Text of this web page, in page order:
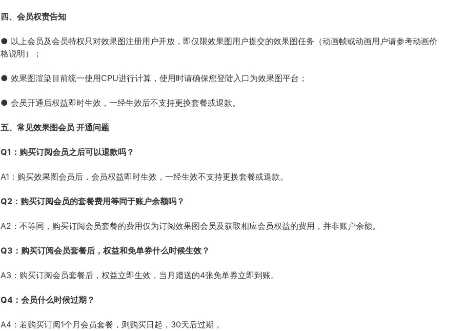
四、会员权责告知
● 以上会员及会员特权只对效果图注册用户开放，即仅限效果图用户提交的效果图任务（动画帧或动画用户请参考动画价
格说明）；
● 效果图渲染目前统一使用CPU进行计算，使用时请确保您登陆入口为效果图平台；
● 会员开通后权益即时生效，一经生效后不支持更换套餐或退款。
五、常见效果图会员 开通问题
Q1：购买订阅会员之后可以退款吗？
A1：购买效果图会员后，会员权益即时生效，一经生效不支持更换套餐或退款。
Q2：购买订阅会员的套餐费用等同于账户余额吗？
A2：不等同，购买订阅会员套餐的费用仅为订阅效果图会员及获取相应会员权益的费用，并非账户余额。
Q3：购买订阅会员套餐后，权益和免单券什么时候生效？
A3：购买订阅会员套餐后，权益立即生效，当月赠送的4张免单券立即到账。
Q4：会员什么时候过期？
A4：若购买订阅1个月会员套餐，则购买日起，30天后过期，